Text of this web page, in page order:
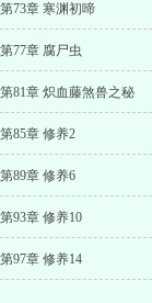
第73章 寒渊初啼
第77章 腐尸虫
第81章 炽血藤煞兽之秘
第85章 修养2
第89章 修养6
第93章 修养10
第97章 修养14